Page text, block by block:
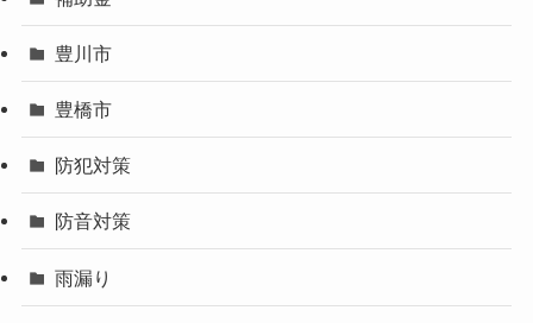
豊川市
豊橋市
防犯対策
防音対策
雨漏り